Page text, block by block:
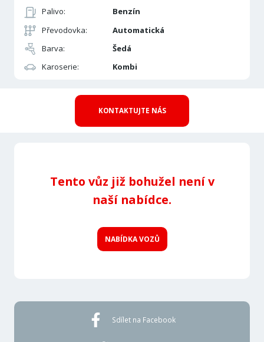
Palivo:
Benzín
Převodovka:
Automatická
Barva:
Šedá
Karoserie:
Kombi
KONTAKTUJTE NÁS
Tento vůz již bohužel není v
naší nabídce.
NABÍDKA VOZŮ
Sdílet na Facebook